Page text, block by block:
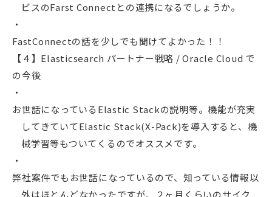
ビスのFarst Connectとの連携になるでしょうか。
FastConnectの話を少しでも聞けてよかった！！
【４】Elasticsearch パートナー戦略 / Oracle Cloud で
の今後
お世話になっているElastic Stackの説明等。機能が充実
してきていてElastic Stack(X-Pack)を導入すると、機
械学習等もついてくるのでオススメです。
弊社案件でもお世話になっているので、知っている情報以
外はほとんどなかったですが、２ヶ月くらいのサイク